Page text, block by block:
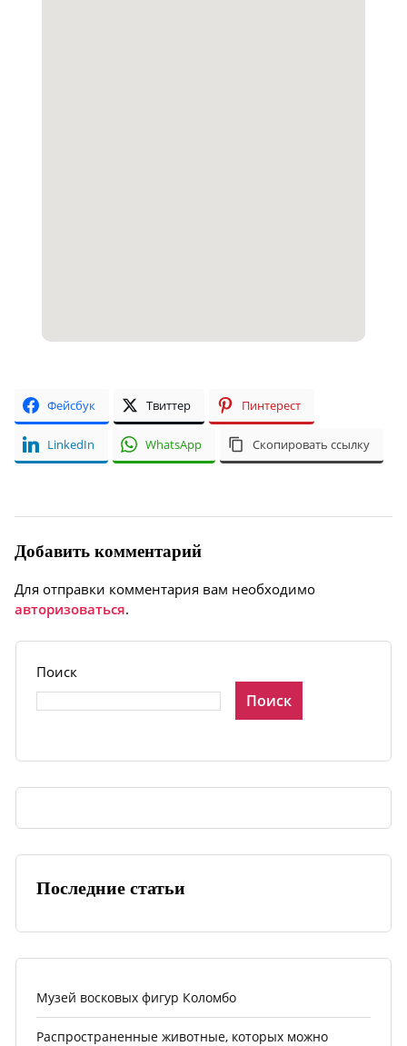
Фейсбук Твиттер Пинтерест
LinkedIn WhatsApp Скопировать ссылку
Добавить комментарий
Для отправки комментария вам необходимо
авторизоваться.
Поиск
Поиск
Последние статьи
Музей восковых фигур Коломбо
Распространенные животные, которых можно